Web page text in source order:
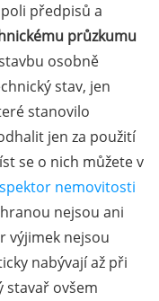
předpisů a
průzkumu
osobně
stav, jen
stanovilo
jen za použití
se o nich můžete v
nemovitosti
nejsou ani
výjimek nejsou
nabývají až při
stavař ovšem